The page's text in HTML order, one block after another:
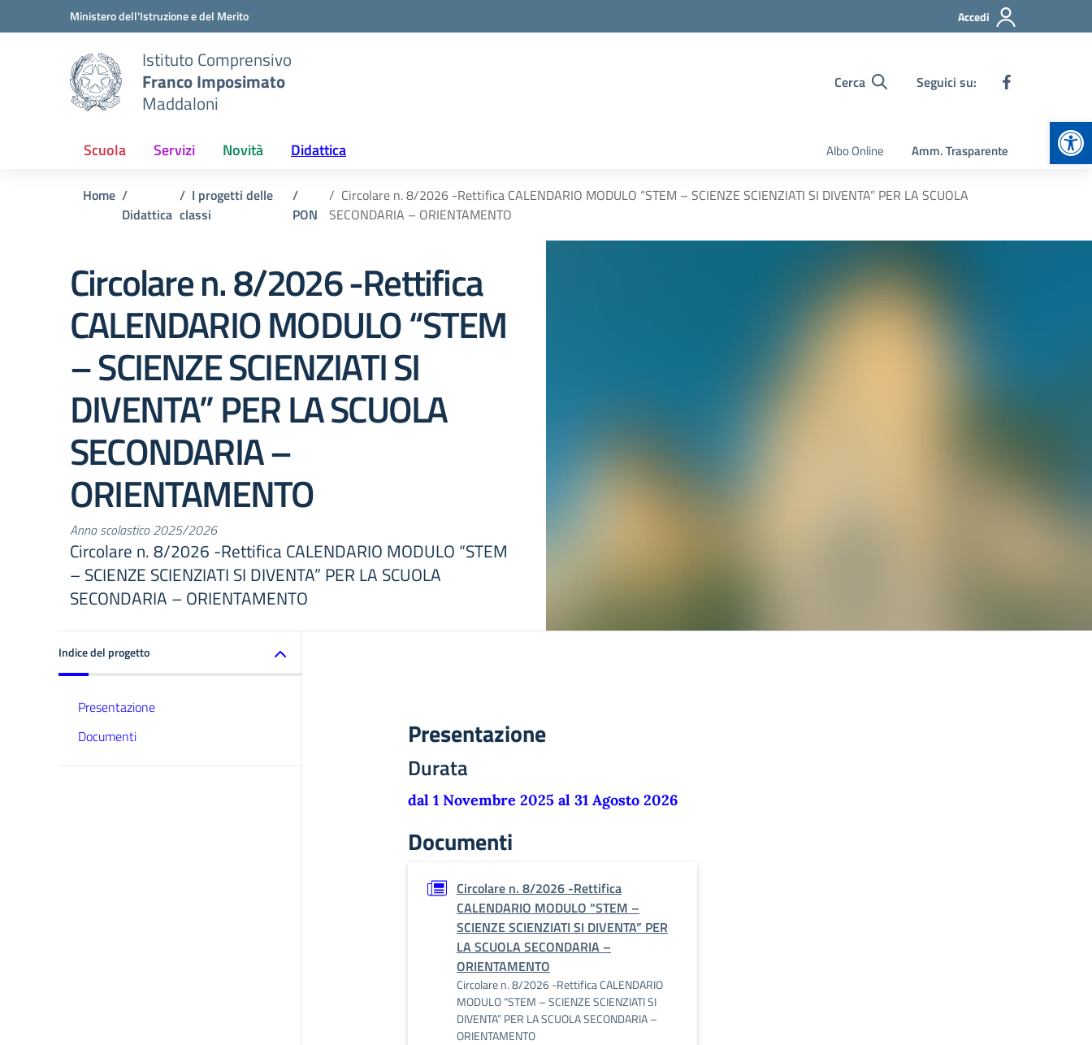
Vai ai contenuti
Vai al menu di navigazioneMinistero dell'Istruzione e del Merito Accedi
Istituto Comprensivo
Franco Imposimato
Maddaloni
Cerca Seguici su:
Scuola Servizi Novità Didattica Albo Online Amm. Trasparente
Home
Didattica
I progetti delle
classi
PON
Circolare n. 8/2026 -Rettifica CALENDARIO MODULO “STEM – SCIENZE SCIENZIATI SI DIVENTA” PER LA SCUOLA
SECONDARIA – ORIENTAMENTO
Circolare n. 8/2026 -Rettifica
CALENDARIO MODULO “STEM
– SCIENZE SCIENZIATI SI
DIVENTA” PER LA SCUOLA
SECONDARIA –
ORIENTAMENTO
Anno scolastico 2025/2026
Circolare n. 8/2026 -Rettifica CALENDARIO MODULO “STEM
– SCIENZE SCIENZIATI SI DIVENTA” PER LA SCUOLA
SECONDARIA – ORIENTAMENTO
Indice del progetto
Presentazione
Documenti
Presentazione
Durata
dal 1 Novembre 2025 al 31 Agosto 2026
Documenti
Circolare n. 8/2026 -Rettifica
CALENDARIO MODULO “STEM –
SCIENZE SCIENZIATI SI DIVENTA” PER
LA SCUOLA SECONDARIA –
ORIENTAMENTO
Circolare n. 8/2026 -Rettifica CALENDARIO
MODULO “STEM – SCIENZE SCIENZIATI SI
DIVENTA” PER LA SCUOLA SECONDARIA –
ORIENTAMENTO